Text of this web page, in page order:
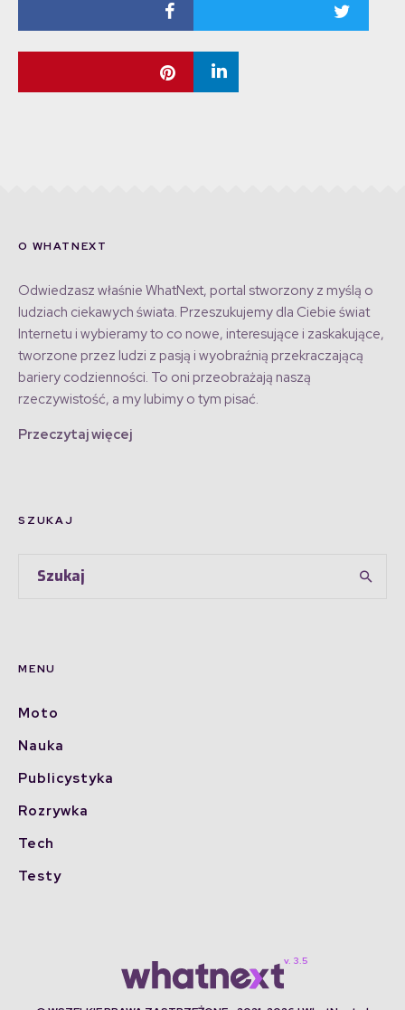
O WHATNEXT
Odwiedzasz właśnie WhatNext, portal stworzony z myślą o
ludziach ciekawych świata. Przeszukujemy dla Ciebie świat
Internetu i wybieramy to co nowe, interesujące i zaskakujące,
tworzone przez ludzi z pasją i wyobraźnią przekraczającą
bariery codzienności. To oni przeobrażają naszą
rzeczywistość, a my lubimy o tym pisać.
Przeczytaj więcej
SZUKAJ
MENU
Moto
Nauka
Publicystyka
Rozrywka
Tech
Testy